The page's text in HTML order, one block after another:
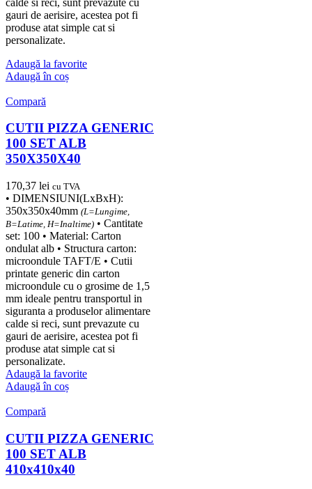
gauri de aerisire, acestea pot fi
produse atat simple cat si
personalizate.
Adaugă la favorite
Adaugă în coș
Compară
CUTII PIZZA GENERIC
100 SET ALB
350X350X40
170,37 lei cu TVA
• DIMENSIUNI(LxBxH):
350x350x40mm (L=Lungime,
B=Latime, H=Inaltime) • Cantitate
set: 100 • Material: Carton
ondulat alb • Structura carton:
microondule TAFT/E • Cutii
printate generic din carton
microondule cu o grosime de 1,5
mm ideale pentru transportul in
siguranta a produselor alimentare
calde si reci, sunt prevazute cu
gauri de aerisire, acestea pot fi
produse atat simple cat si
personalizate.
Adaugă la favorite
Adaugă în coș
Compară
CUTII PIZZA GENERIC
100 SET ALB
410x410x40